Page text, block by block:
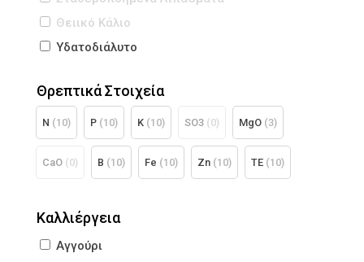
Θειικό Κάλιο
Υδατοδιάλυτο
Θρεπτικά Στοιχεία
Ν (10) P (10) K (10) SO3 (0) MgO (3)
CaO (0) B (10) Fe (10) Zn (10) TE (10)
Καλλιέργεια
Αγγούρι